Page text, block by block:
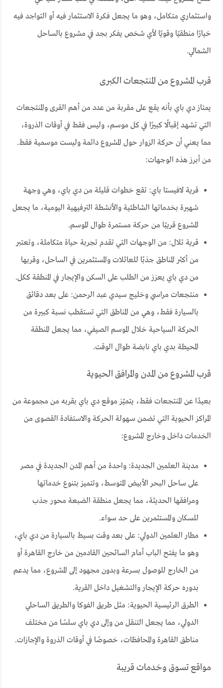
واستثماري متكامل، وهو ما يجعل فكرة الاستثمار فيه أو التواجد فيه
خيارًا منطقيًا وقويًا لأي شخص يفكر بجد في مشروع بالساحل
الشمالي.
قرب المشروع من المنتجعات الكبرى
يمتاز دي باي بأنه يقع على مقربة من عدد من أهم القرى والمنتجعات
التي تشهد إقبالًا كبيرًا في كل موسم، وليس فقط في أوقات الذروة،
مما يعني أن حركة الزوار حول المشروع دائمة وليست موسمية فقط.
من أبرز هذه الوجهات:
قرية لافيستا باي: تقع خطوات قليلة من دي باي، وهي وجهة
شهيرة بخدماتها الشاطئية والأنشطة الترفيهية اليومية، ما يجعل
المشروع قريبًا من حركة مستمرة طوال الموسم.
قرية تلال: من الوجهات التي تقدم تجربة حياة متكاملة، وتعتبر
من أكثر المناطق جذبًا للعائلات والمستثمرين في الساحل، وقربها
من دي باي يعزز من الطلب على السكن والإيجار في المنطقة ككل.
منتجعات مراسي وخليج سيدي عبد الرحمن: على بعد دقائق
بالسيارة فقط، وهي من المناطق التي تستقطب نسبة كبيرة من
الحركة السياحية خلال الموسم الصيفي، مما يجعل المنطقة
المحيطة بدي باي نابضة طوال الوقت.
قرب المشروع من المدن والمرافق الحيوية
بعيدًا عن المنتجعات فقط، يتميّز موقع دي باي بقربه من مجموعة من
المراكز الحيوية التي تضمن سهولة الحركة والاستفادة القصوى من
الخدمات داخل وخارج المشروع:
مدينة العلمين الجديدة: واحدة من أهم المدن الجديدة في مصر
على ساحل البحر الأبيض المتوسط، وتتميز بتنوع خدماتها
ومرافقها الحديثة، مما يجعل منطقة الضبعة محور جذب
للسكان والمستثمرين على حد سواء.
مطار العلمين الدولي: على بعد وقت بسيط بالسيارة من دي باي،
وهو ما يفتح الباب أمام السائحين القادمين من خارج القاهرة أو
من الخارج للوصول بسرعة وبدون مجهود إلى المشروع، مما يدعم
بدوره حركة الإيجار والتشغيل داخل القرية.
الطرق الرئيسية الحيوية: مثل طريق الفوكا والطريق الساحلي
الدولي، مما يجعل التنقل من وإلى دي باي سلسًا من مختلف
مناطق القاهرة والمحافظات، خصوصًا في أوقات الذروة والإجازات.
مواقع تسوق وخدمات قريبة